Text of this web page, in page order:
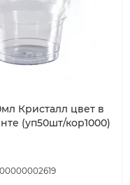
Кристалл цвет в
(уп50шт/кор1000)
00000002619